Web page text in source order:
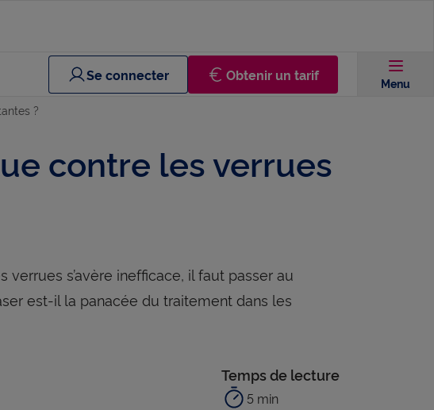
Se connecter Obtenir un tarif
Menu
?
contre les verrues
s’avère inefficace, il faut passer au
est-il la panacée du traitement dans les
Temps de lecture
5 min